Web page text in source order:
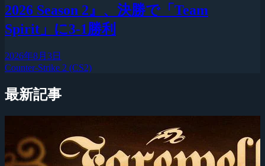
2026 Season 2』、決勝で「Team
Spirit」に3-1勝利
2026年8月3日
Counter-Strike 2 (CS2)
最新記事